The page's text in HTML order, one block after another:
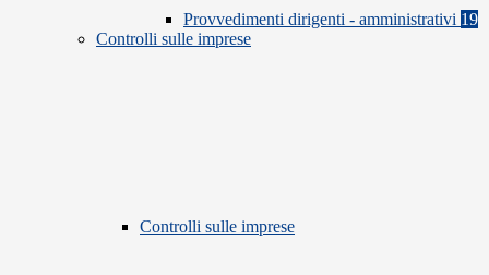
Provvedimenti dirigenti - amministrativi 19
Controlli sulle imprese
Controlli sulle imprese